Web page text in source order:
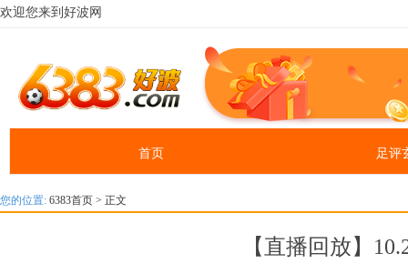
欢迎您来到好波网
首页 足评
您的位置: 6383首页 > 正文
【直播回放】